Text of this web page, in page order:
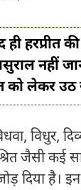
हरप्रीत
नहीं
को लेकर उठ
विधुर,
जैसी कई
दिया है।